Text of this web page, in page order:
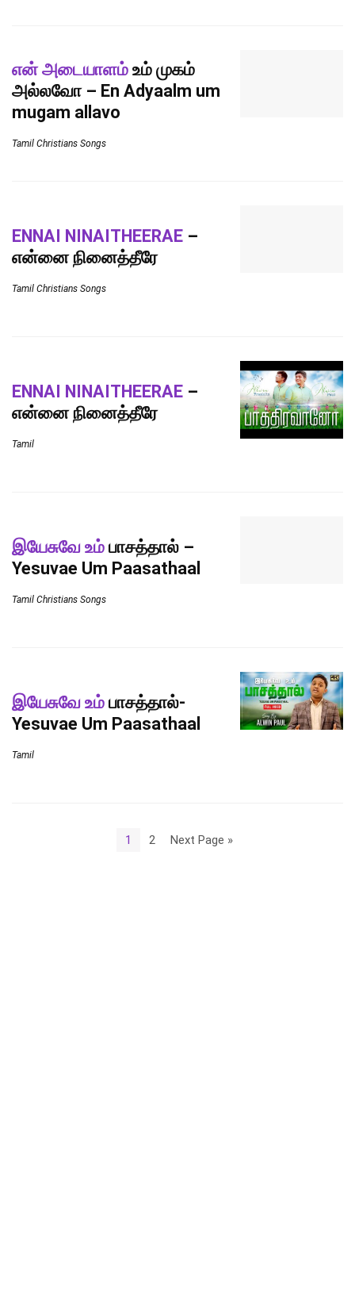
என் அடையாளம் உம் முகம்
அல்லவோ – En Adyaalm um
mugam allavo
Tamil Christians Songs
ENNAI NINAITHEERAE –
என்னை நினைத்தீரே
Tamil Christians Songs
ENNAI NINAITHEERAE –
என்னை நினைத்தீரே
Tamil
இயேசுவே உம் பாசத்தால் –
Yesuvae Um Paasathaal
Tamil Christians Songs
இயேசுவே உம் பாசத்தால்-
Yesuvae Um Paasathaal
Tamil
1 2 Next Page »